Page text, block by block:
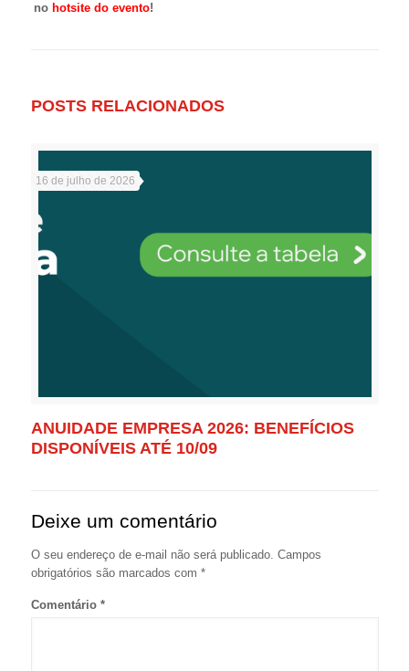
no hotsite do evento!
POSTS RELACIONADOS
16 de julho de 2026
ANUIDADE EMPRESA 2026: BENEFÍCIOS
DISPONÍVEIS ATÉ 10/09
Deixe um comentário
O seu endereço de e-mail não será publicado. Campos
obrigatórios são marcados com *
Comentário *